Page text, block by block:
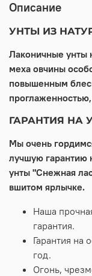
Описание
УНТЫ ИЗ
Лаконичные унты
меха овчины
повышенным
ГАРАНТИЯ НА
Мы очень
лучшую гарантию
унты "Снежная
вшитом ярлычке.
Наша
гарантия.
Гарантия на
год.
Огонь,